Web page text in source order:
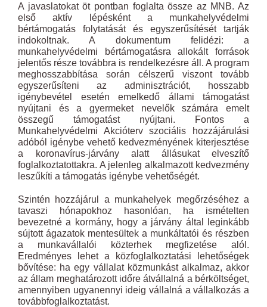
A javaslatokat öt pontban foglalta össze az MNB. Az
első aktív lépésként a munkahelyvédelmi
bértámogatás folytatását és egyszerűsítését tartják
indokoltnak. A dokumentum felidézi: a
munkahelyvédelmi bértámogatásra allokált források
jelentős része továbbra is rendelkezésre áll. A program
meghosszabbítása során célszerű viszont tovább
egyszerűsíteni az adminisztrációt, hosszabb
igénybevétel esetén emelkedő állami támogatást
nyújtani és a gyermeket nevelők számára emelt
összegű támogatást nyújtani. Fontos a
Munkahelyvédelmi Akcióterv szociális hozzájárulási
adóból igénybe vehető kedvezményének kiterjesztése
a koronavírus-járvány alatt állásukat elveszítő
foglalkoztatottakra. A jelenleg alkalmazott kedvezmény
leszűkíti a támogatás igénybe vehetőségét.
Szintén hozzájárul a munkahelyek megőrzéséhez a
tavaszi hónapokhoz hasonlóan, ha ismételten
bevezetné a kormány, hogy a járvány által leginkább
sújtott ágazatok mentesültek a munkáltatói és részben
a munkavállalói közterhek megfizetése alól.
Eredményes lehet a közfoglalkoztatási lehetőségek
bővítése: ha egy vállalat közmunkást alkalmaz, akkor
az állam meghatározott időre átvállalná a bérköltséget,
amennyiben ugyanennyi ideig vállalná a vállalkozás a
továbbfoglalkoztatást.